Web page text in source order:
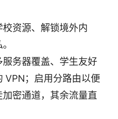
校资源、解锁境外内
务器覆盖、学生友好
VPN；启用分路由以便
密通道，其余流量直